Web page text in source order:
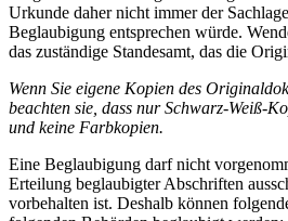
Urkunde daher nicht immer der
Beglaubigung entsprechen würde.
das zuständige Standesamt, das die
Wenn Sie eigene Kopien des
beachten sie, dass nur Schwarz-Weiß-
und keine Farbkopien.
Eine Beglaubigung darf nicht
Erteilung beglaubigter Abschriften
vorbehalten ist. Deshalb können